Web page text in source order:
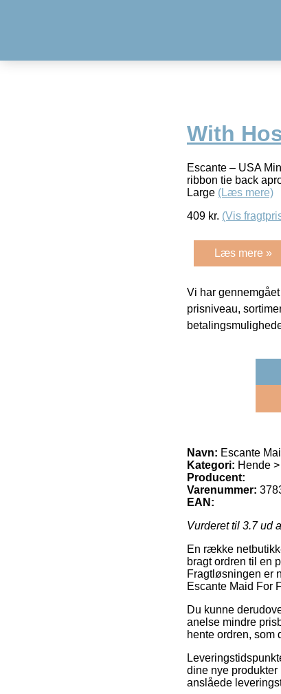
With
Escante – USA
ribbon tie back
Large (Læs mere)
409 kr. (Vis
Læs mere »
Vi har
prisniveau,
Navn: Escante
Kategori: Hende
Producent:
Varenummer:
EAN:
Vurderet til 3.7ud
En række
bragt ordren til en
Fragtløsningen er
Escante Maid For
Du kunne
anelse mindre
hente ordren,
dine nye
anslåede